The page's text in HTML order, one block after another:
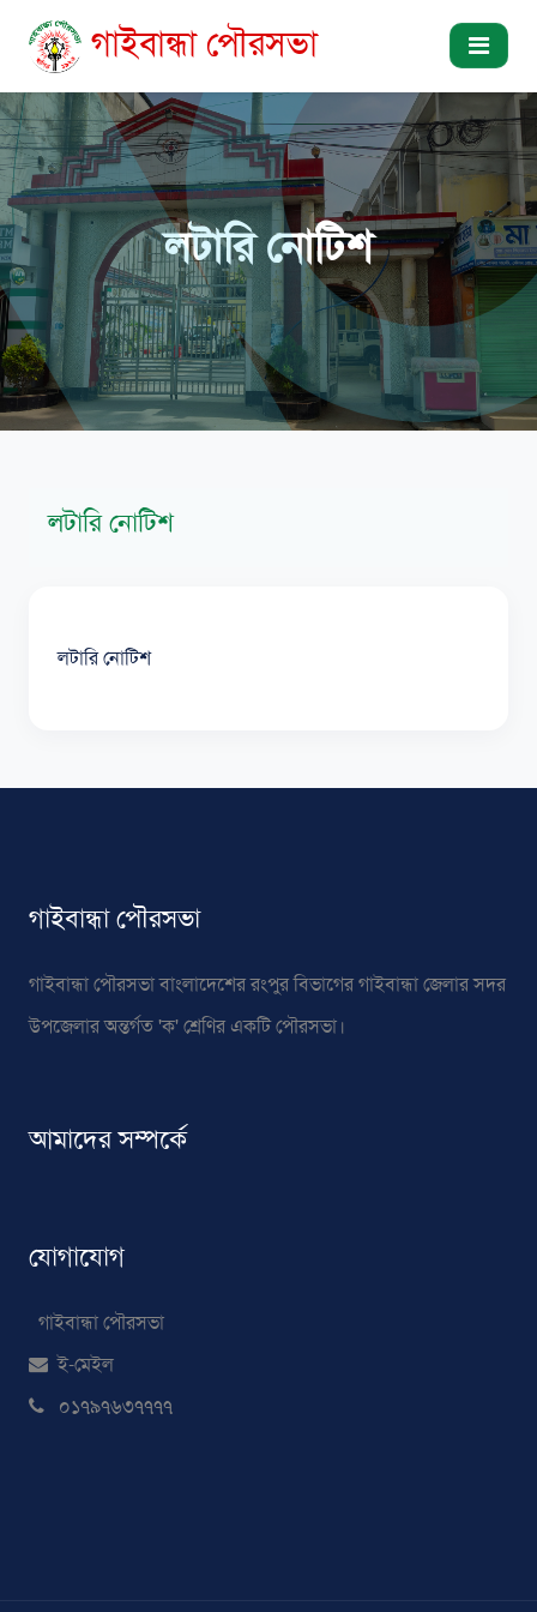
গাইবান্ধা পৌরসভা
লটারি নোটিশ
লটারি নোটিশ
লটারি নোটিশ
গাইবান্ধা পৌরসভা
গাইবান্ধা পৌরসভা বাংলাদেশের রংপুর বিভাগের গাইবান্ধা জেলার সদর
উপজেলার অন্তর্গত 'ক' শ্রেণির একটি পৌরসভা।
আমাদের সম্পর্কে
যোগাযোগ
গাইবান্ধা পৌরসভা
ই-মেইল
০১৭৯৭৬৩৭৭৭৭